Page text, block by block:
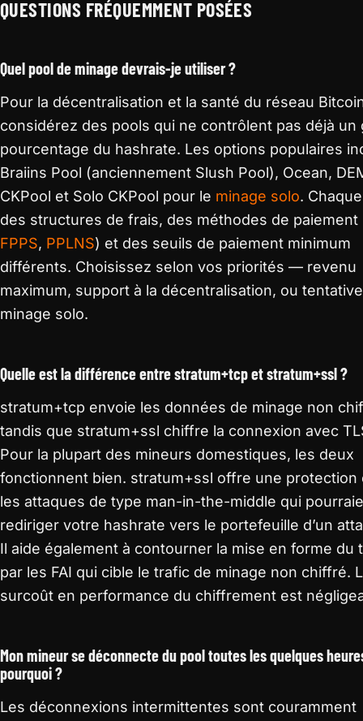
QUESTIONS FRÉQUEMMENT POSÉES
Quel pool de minage devrais-je utiliser ?
Pour la décentralisation et la santé du réseau
considérez des pools qui ne contrôlent pas déjà un
pourcentage du hashrate. Les options populaires
Braiins Pool (anciennement Slush Pool), Ocean,
CKPool et Solo CKPool pour le minage solo.
des structures de frais, des méthodes de paiement
FPPS, PPLNS) et des seuils de paiement minimum
différents. Choisissez selon vos priorités — revenu
maximum, support à la décentralisation, ou
minage solo.
Quelle est la différence entre stratum+tcp et stratum+ssl ?
stratum+tcp envoie les données de minage non
tandis que stratum+ssl chiffre la connexion avec
Pour la plupart des mineurs domestiques, les deux
fonctionnent bien. stratum+ssl offre une protection
les attaques de type man-in-the-middle qui
rediriger votre hashrate vers le portefeuille d’un
Il aide également à contourner la mise en forme du
par les FAI qui cible le trafic de minage non chiffré.
surcoût en performance du chiffrement est
Mon mineur se déconnecte du pool toutes les quelques
pourquoi ?
Les déconnexions intermittentes sont couramment